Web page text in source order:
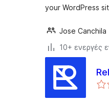
your WordPress
Jose Canchila
10+ ενεργές